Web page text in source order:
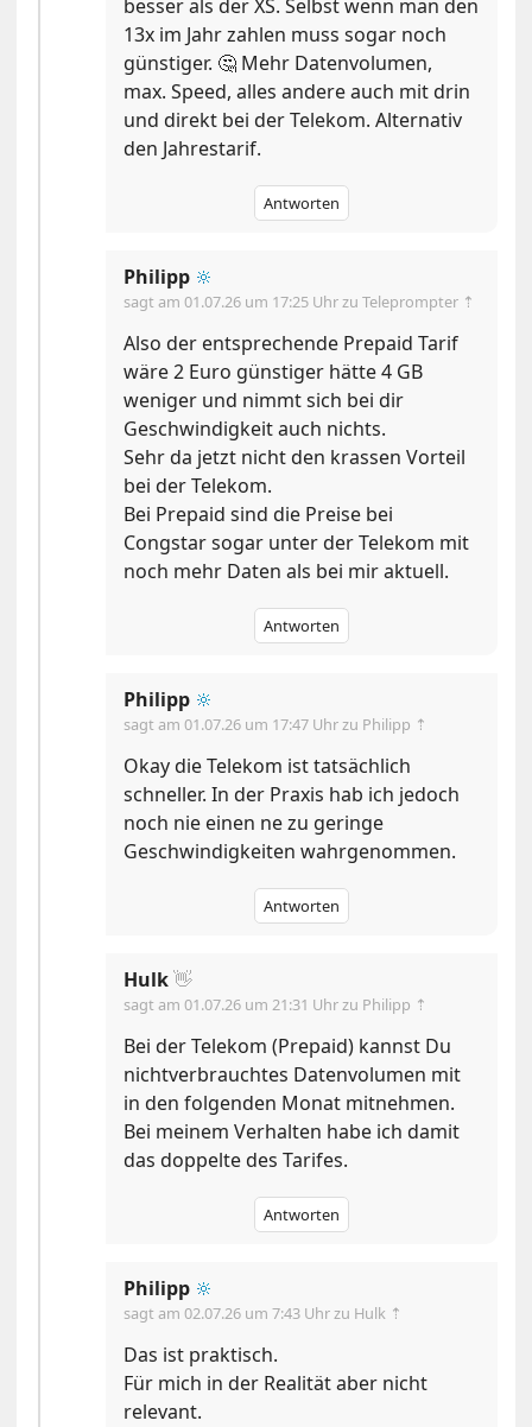
besser als der XS. Selbst wenn man den
13x im Jahr zahlen muss sogar noch
günstiger. 🤔 Mehr Datenvolumen,
max. Speed, alles andere auch mit drin
und direkt bei der Telekom. Alternativ
den Jahrestarif.
Antworten
Philipp 🔆
sagt am01.07.26 um 17:25 Uhrzu Teleprompter ⇡
Also der entsprechende Prepaid Tarif
wäre 2 Euro günstiger hätte 4 GB
weniger und nimmt sich bei dir
Geschwindigkeit auch nichts.
Sehr da jetzt nicht den krassen Vorteil
bei der Telekom.
Bei Prepaid sind die Preise bei
Congstar sogar unter der Telekom mit
noch mehr Daten als bei mir aktuell.
Antworten
Philipp 🔆
sagt am01.07.26 um 17:47 Uhrzu Philipp ⇡
Okay die Telekom ist tatsächlich
schneller. In der Praxis hab ich jedoch
noch nie einen ne zu geringe
Geschwindigkeiten wahrgenommen.
Antworten
Hulk👋
sagt am01.07.26 um 21:31 Uhrzu Philipp ⇡
Bei der Telekom (Prepaid) kannst Du
nichtverbrauchtes Datenvolumen mit
in den folgenden Monat mitnehmen.
Bei meinem Verhalten habe ich damit
das doppelte des Tarifes.
Antworten
Philipp 🔆
sagt am02.07.26 um 7:43 Uhrzu Hulk ⇡
Das ist praktisch.
Für mich in der Realität aber nicht
relevant.